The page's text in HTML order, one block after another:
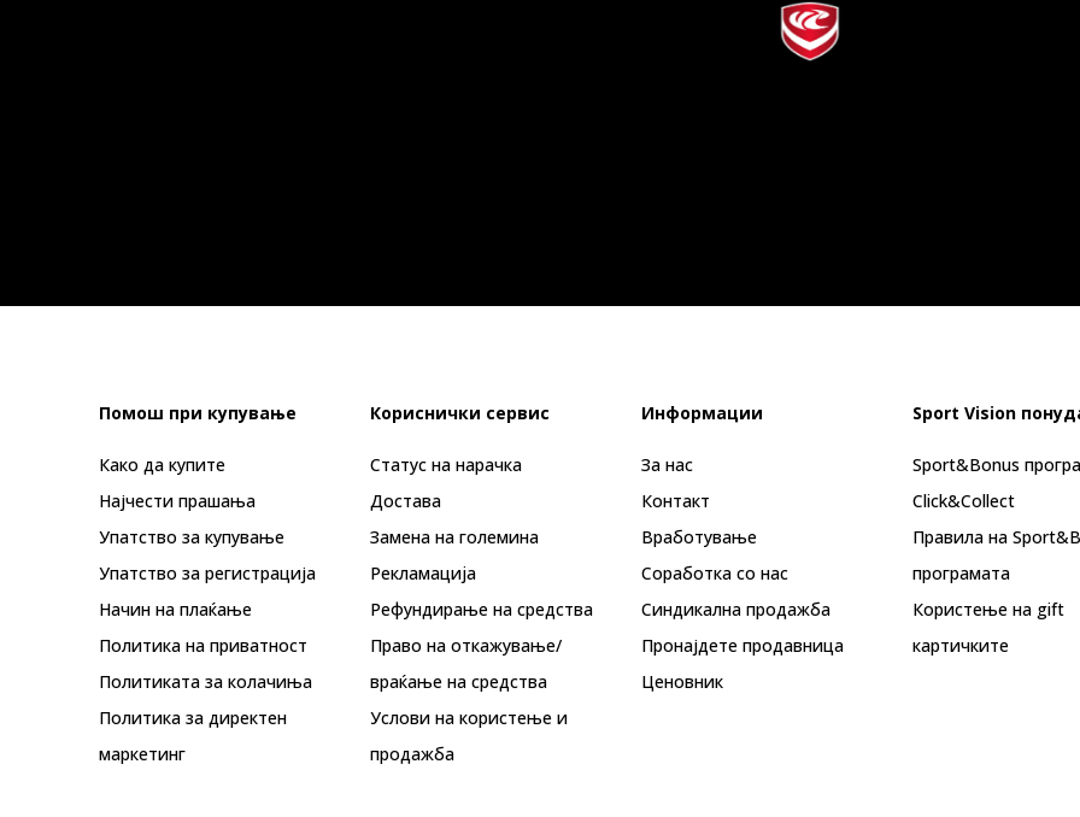
Помош при купување
Како да купите
Најчести прашања
Упатство за купување
Упатство за регистрација
Начин на плаќање
Политика на приватност
Политиката за колачиња
Политика за директен
маркетинг
Кориснички сервис
Статус на нарачка
Достава
Замена на големина
Рекламациja
Рефундирање на средства
Право на откажување/
враќање на средства
Услови на користење и
продажба
Информации
За нас
Контакт
Вработување
Соработка со нас
Синдикална продажба
Пронајдете продавница
Ценовник
Sport Vision
Sport&Bonus
Click&Collect
Правила на
програмата
Користење на gift
картичките